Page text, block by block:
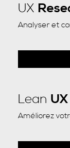
UX
Analyser et
Lean UX
Améliorez